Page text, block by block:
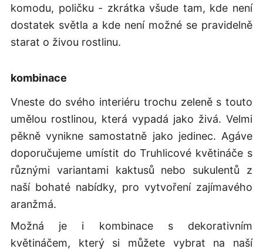
komodu, poličku - zkrátka všude tam, kde není
dostatek světla a kde není možné se pravidelně
starat o živou rostlinu.
kombinace
Vneste do svého interiéru trochu zeleně s touto
umělou rostlinou, která vypadá jako živá. Velmi
pěkně vynikne samostatně jako jedinec. Agáve
doporučujeme umístit do Truhlicové květináče s
různými variantami kaktusů nebo sukulentů z
naší bohaté nabídky, pro vytvoření zajímavého
aranžmá.
Možná je i kombinace s dekorativním
květináčem, který si můžete vybrat na naší